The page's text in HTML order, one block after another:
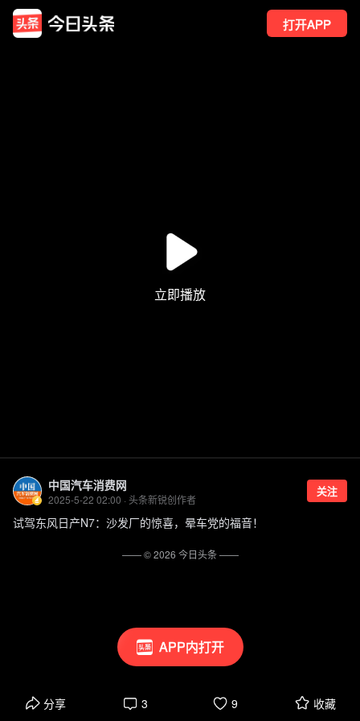
打开APP
APP内打开
中国汽车消费网
2025-5-22 02:00 · 头条新锐创作者
关注
试驾东风日产N7：沙发厂的惊喜，晕车党的福音！
分享 3 9 收藏
—— ©2026 今日头条——